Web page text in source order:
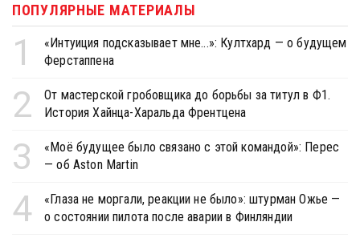
ПОПУЛЯРНЫЕ МАТЕРИАЛЫ
1
«Интуиция подсказывает мне...»: Култхард — о будущем
Ферстаппена
2
От мастерской гробовщика до борьбы за титул в Ф1.
История Хайнца-Харальда Френтцена
3
«Моё будущее было связано с этой командой»: Перес
— об Aston Martin
4
«Глаза не моргали, реакции не было»: штурман Ожье —
о состоянии пилота после аварии в Финляндии